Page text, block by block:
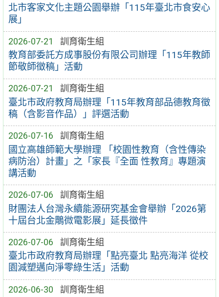
北市客家文化主題公園舉辦「115年臺北市食安心
展」
2026-07-21 訓育衛生組
教育部委託方成事股份有限公司辦理「115年教師
節敬師徵稿」活動
2026-07-21 訓育衛生組
臺北市政府教育局辦理「115年教育部品德教育徵
稿（含影音作品）」評選活動
2026-07-16 訓育衛生組
國立高雄師範大學辦理 「校園性教育（含性傳染
病防治）計畫」之「家長『全面 性教育』專題演
講活動
2026-07-06 訓育衛生組
財團法人台灣永續能源研究基金會舉辦「2026第
十屆台北金鵰微電影展」延長徵件
2026-07-06 訓育衛生組
臺北市政府教育局辦理「點亮臺北 點亮海洋 從校
園減塑邁向淨零綠生活」活動
2026-06-30 訓育衛生組